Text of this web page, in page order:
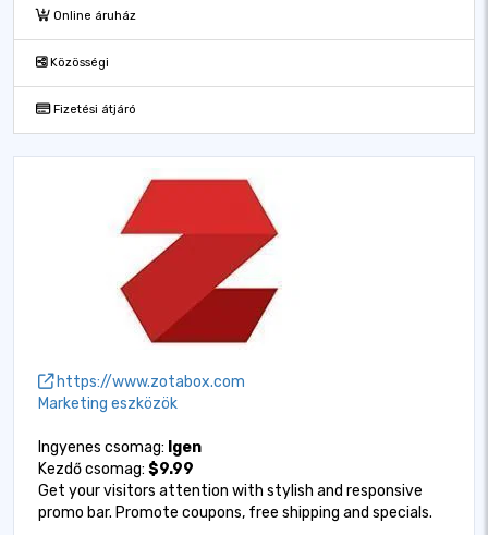
Online áruház
Közösségi
Fizetési átjáró
https://www.zotabox.com
Marketing eszközök
Ingyenes csomag: Igen
Kezdő csomag: $9.99
Get your visitors attention with stylish and responsive
promo bar. Promote coupons, free shipping and specials.